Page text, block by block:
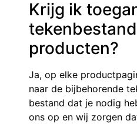
Krijg ik
producten?
Ja, op elke
naar de bijbehorende
bestand dat je nodig
ons op en wij zorgen